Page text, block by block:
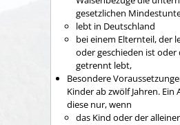
gesetzlichen
lebt in Deutschland
bei einem Elternteil, der
oder geschieden ist oder
getrennt lebt,
Besondere
Kinder ab zwölf Jahren. Ein
diese nur, wenn
das Kind oder der